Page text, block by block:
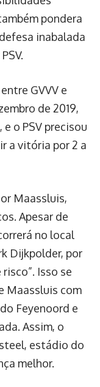
pondera
inabalada
GVVV e
de 2019,
o PSV precisou
a vitória por 2 a
Maassluis,
Apesar de
no local
Dijkpolder, por
Isso se
Maassluis com
Feyenoord e
Assim, o
estádio do
melhor.